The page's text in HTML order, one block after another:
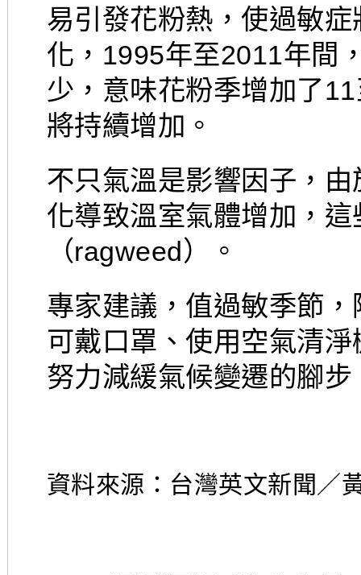
易引發花粉熱，使過敏
化，1995年至2011年間
少，意味花粉季增加了
將持續增加。
不只氣溫是影響因子，
化導致溫室氣體增加，
（ragweed）。
專家建議，值過敏季節
可戴口罩、使用空氣清
努力減緩氣候變遷的腳
資料來源：台灣英文新聞／